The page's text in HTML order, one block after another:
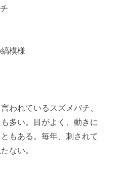
模様
われているスズメバチ、
多い。目がよく、動きに
もある。毎年、刺されて
ない。